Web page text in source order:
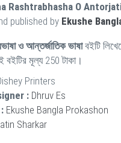
Rashtrabhasha O
published by Ekushe
ও আন্তর্জাতিক ভাষাবইটি
বইটির মূল্য 250 টাকা।
Printers
: Dhruv Es
Ekushe Bangla Prokashon
Sharkar